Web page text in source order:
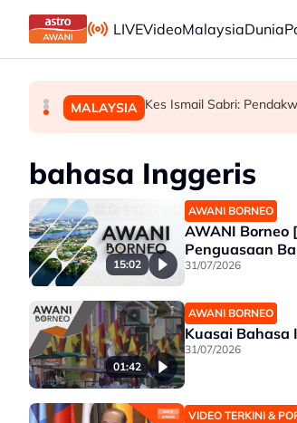
Skip to main content
LIVEVideoMalaysiaDunia
BISNES Bursa Malaysia dibuka
MALAYSIA Bekas Ketua Hakim
MALAYSIA Kes Ismail Sabri:
bahasa Inggeris
15:02
AWANI BORNEO
AWANI Borneo
Penguasaan
31/07/2026
01:42
AWANI BORNEO
Kuasai Bahasa
31/07/2026
VIDEO TERKINI &